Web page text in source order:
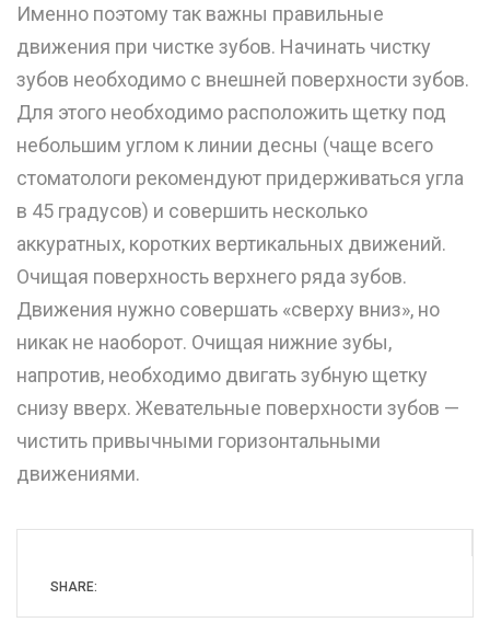
Именно поэтому так важны правильные
движения при чистке зубов. Начинать чистку
зубов необходимо с внешней поверхности зубов.
Для этого необходимо расположить щетку под
небольшим углом к линии десны (чаще всего
стоматологи рекомендуют придерживаться угла
в 45 градусов) и совершить несколько
аккуратных, коротких вертикальных движений.
Очищая поверхность верхнего ряда зубов.
Движения нужно совершать «сверху вниз», но
никак не наоборот. Очищая нижние зубы,
напротив, необходимо двигать зубную щетку
снизу вверх. Жевательные поверхности зубов —
чистить привычными горизонтальными
движениями.
SHARE: